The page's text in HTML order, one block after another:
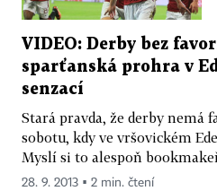
VIDEO: Derby bez
sparťanská prohra v
senzací
Stará pravda, že derby nemá
sobotu, kdy ve vršovickém
Myslí si to alespoň
28. 9. 2013 ▪ 2 min. čtení